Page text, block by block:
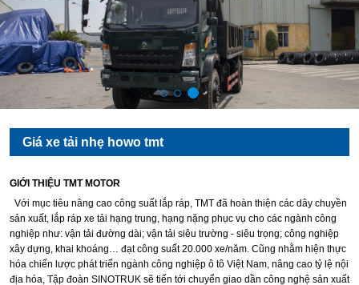
Giá xe tải nhẹ howo tmt
GIỚI THIỆU TMT MOTOR
Với mục tiêu nâng cao công suất lắp ráp, TMT đã hoàn thiện các dây chuyền
sản xuất, lắp ráp xe tải hạng trung, hạng nặng phục vụ cho các ngành công
nghiệp như: vận tải đường dài; vận tải siêu trường - siêu trọng; công nghiệp
xây dựng, khai khoáng… đạt công suất 20.000 xe/năm. Cũng nhằm hiện thực
hóa chiến lược phát triển ngành công nghiệp ô tô Việt Nam, nâng cao tỷ lệ nội
địa hóa, Tập đoàn SINOTRUK sẽ tiến tới chuyển giao dần công nghệ sản xuất